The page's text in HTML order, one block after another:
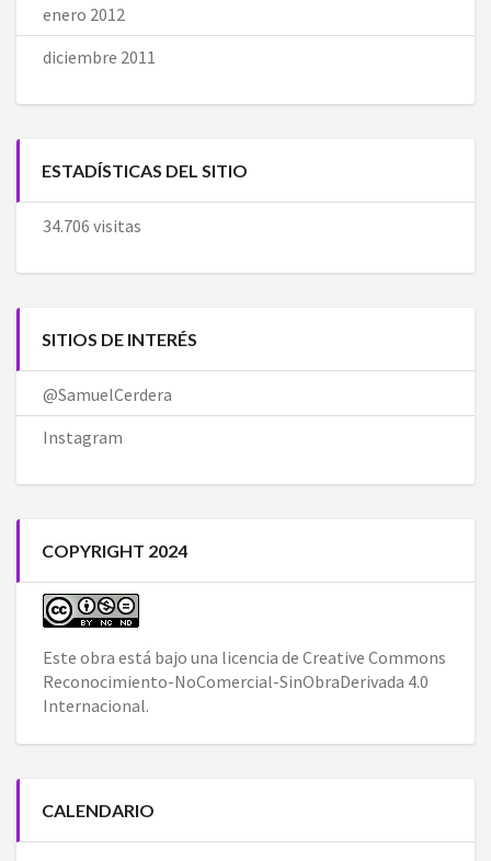
enero 2012
diciembre 2011
ESTADÍSTICAS DEL SITIO
34.706 visitas
SITIOS DE INTERÉS
@SamuelCerdera
Instagram
COPYRIGHT 2024
Este obra está bajo una licencia de Creative Commons
Reconocimiento-NoComercial-SinObraDerivada 4.0
Internacional.
CALENDARIO